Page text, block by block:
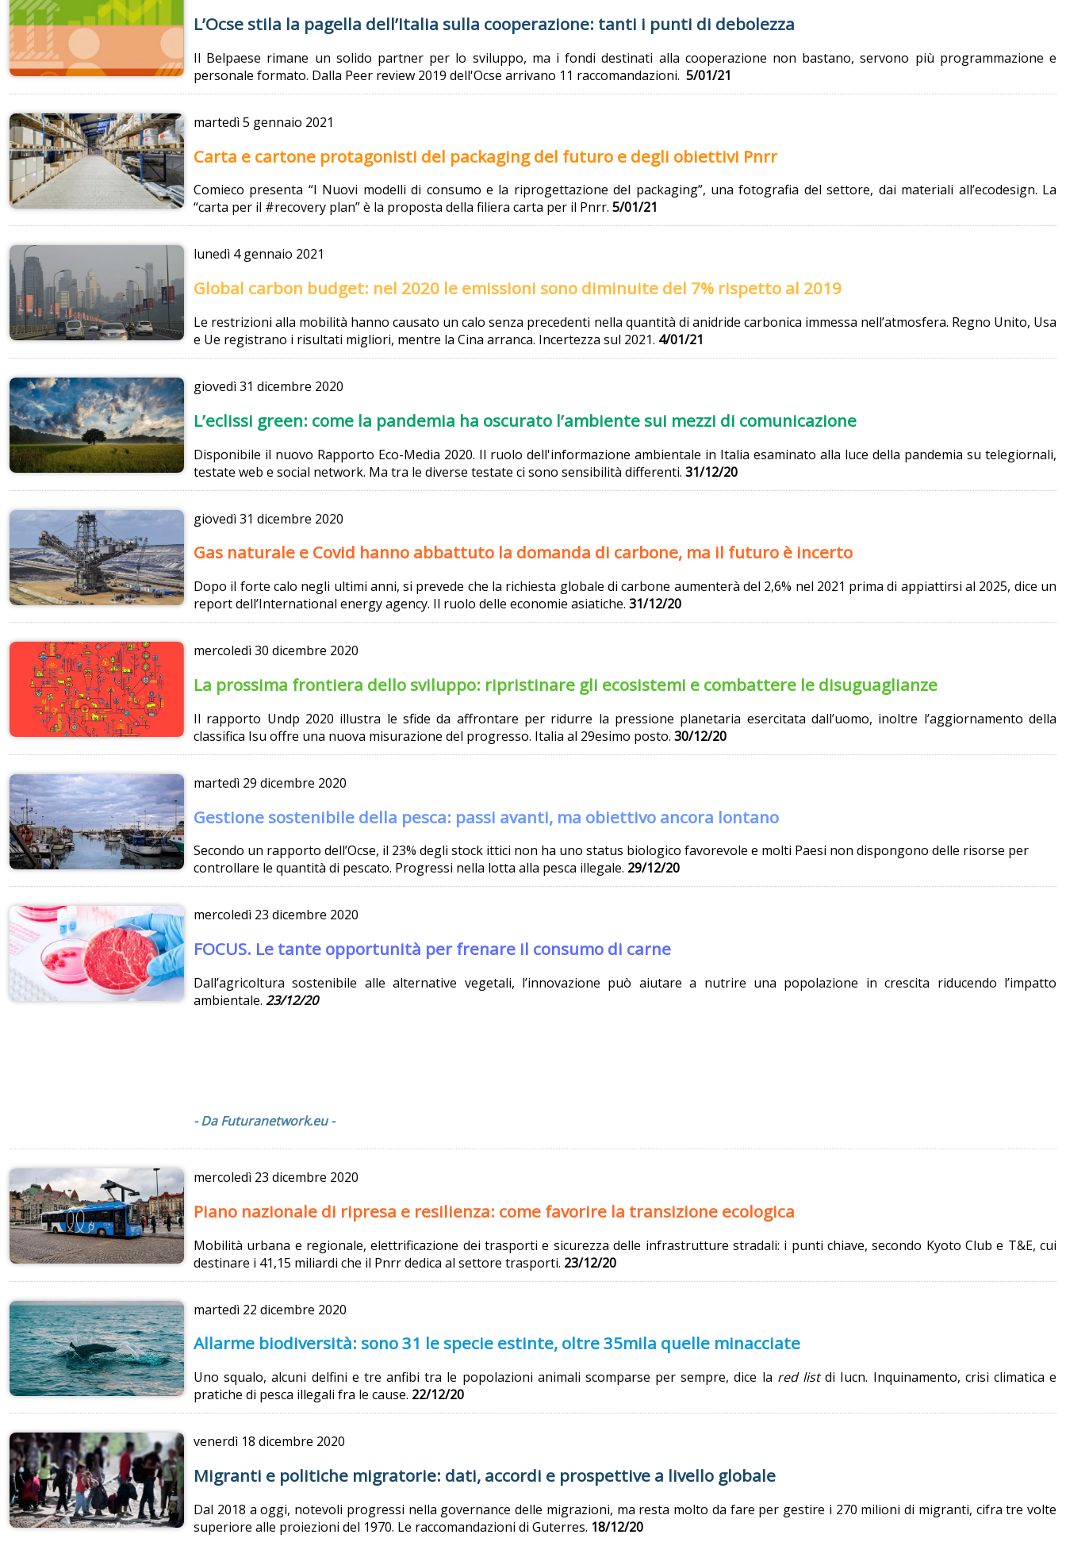
L’Ocse stila la pagella dell’Italia sulla cooperazione: tanti i punti di debolezza
Il Belpaese rimane un solido partner per lo sviluppo, ma i fondi destinati alla cooperazione non bastano, servono più programmazione e
personale formato. Dalla Peer review 2019 dell'Ocse arrivano 11 raccomandazioni. 5/01/21
martedì5 gennaio 2021
Carta e cartone protagonisti del packaging del futuro e degli obiettivi Pnrr
Comieco presenta “I Nuovi modelli di consumo e la riprogettazione del packaging”, una fotografia del settore, dai materiali all’ecodesign. La
“carta per il #recovery plan” è la proposta della filiera carta per il Pnrr. 5/01/21
lunedì 4 gennaio 2021
Global carbon budget: nel 2020 le emissioni sono diminuite del 7% rispetto al 2019
Le restrizioni alla mobilità hanno causato un calo senza precedenti nella quantità di anidride carbonica immessa nell’atmosfera. Regno Unito, Usa
e Ue registrano i risultati migliori, mentre la Cina arranca. Incertezza sul 2021. 4/01/21
giovedì31 dicembre 2020
L’eclissi green: come la pandemia ha oscurato l’ambiente sui mezzi di comunicazione
Disponibile il nuovo Rapporto Eco-Media 2020. Il ruolo dell'informazione ambientale in Italia esaminato alla luce della pandemia su telegiornali,
testate web e social network. Ma tra le diverse testate ci sono sensibilità differenti. 31/12/20
giovedì31 dicembre 2020
Gas naturale e Covid hanno abbattuto la domanda di carbone, ma il futuro è incerto
Dopo il forte calo negli ultimi anni, si prevede che la richiesta globale di carbone aumenterà del 2,6% nel 2021 prima di appiattirsi al 2025, dice un
report dell’International energy agency. Il ruolo delle economie asiatiche. 31/12/20
mercoledì30 dicembre 2020
La prossima frontiera dello sviluppo: ripristinare gli ecosistemi e combattere le disuguaglianze
Il rapporto Undp 2020 illustra le sfide da affrontare per ridurre la pressione planetaria esercitata dall’uomo, inoltre l’aggiornamento della
classifica Isu offre una nuova misurazione del progresso. Italia al 29esimo posto. 30/12/20
martedì 29 dicembre 2020
Gestione sostenibile della pesca: passi avanti, ma obiettivo ancora lontano
Secondo un rapporto dell’Ocse, il 23% degli stock ittici non ha uno status biologico favorevole e molti Paesi non dispongono delle risorse per
controllare le quantità di pescato. Progressi nella lotta alla pesca illegale. 29/12/20
mercoledì 23 dicembre 2020
FOCUS. Le tante opportunità per frenare il consumo di carne
Dall’agricoltura sostenibile alle alternative vegetali, l’innovazione può aiutare a nutrire una popolazione in crescita riducendo l’impatto
ambientale. 23/12/20
- Da Futuranetwork.eu -
mercoledì 23 dicembre 2020
Piano nazionale di ripresa e resilienza: come favorire la transizione ecologica
Mobilità urbana e regionale, elettrificazione dei trasporti e sicurezza delle infrastrutture stradali: i punti chiave, secondo Kyoto Club e T&E, cui
destinare i 41,15 miliardi che il Pnrr dedica al settore trasporti. 23/12/20
martedì 22 dicembre 2020
Allarme biodiversità: sono 31 le specie estinte, oltre 35mila quelle minacciate
Uno squalo, alcuni delfini e tre anfibi tra le popolazioni animali scomparse per sempre, dice la red listdi Iucn. Inquinamento, crisi climatica e
pratiche di pesca illegali fra le cause. 22/12/20
venerdì 18 dicembre 2020
Migranti e politiche migratorie: dati, accordi e prospettive a livello globale
Dal 2018 a oggi, notevoli progressi nella governance delle migrazioni, ma resta molto da fare per gestire i 270 milioni di migranti, cifra tre volte
superiore alle proiezioni del 1970. Le raccomandazioni di Guterres. 18/12/20